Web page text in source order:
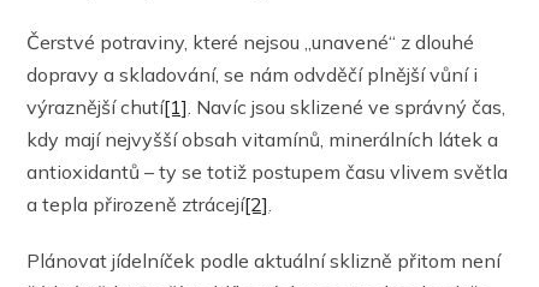
Čerstvé potraviny, které nejsou „unavené“ z dlouhé
dopravy a skladování, se nám odvděčí plnější vůní i
výraznější chutí[1]. Navíc jsou sklizené ve správný čas,
kdy mají nejvyšší obsah vitamínů, minerálních látek a
antioxidantů – ty se totiž postupem času vlivem světla
a tepla přirozeně ztrácejí[2].
Plánovat jídelníček podle aktuální sklizně přitom není